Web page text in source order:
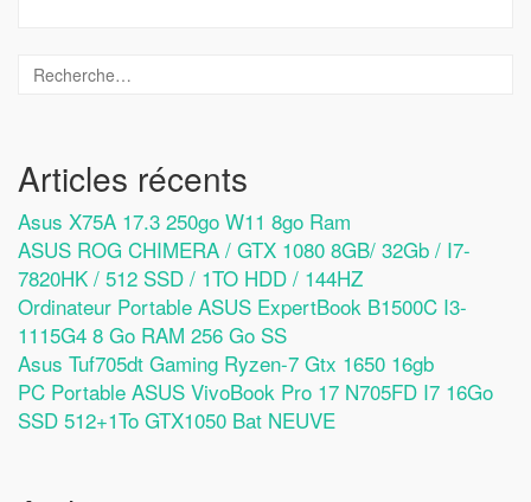
Articles récents
Asus X75A 17.3 250go W11 8go Ram
ASUS ROG CHIMERA / GTX 1080 8GB/ 32Gb / I7-
7820HK / 512 SSD / 1TO HDD / 144HZ
Ordinateur Portable ASUS ExpertBook B1500C I3-
1115G4 8 Go RAM 256 Go SS
Asus Tuf705dt Gaming Ryzen-7 Gtx 1650 16gb
PC Portable ASUS VivoBook Pro 17 N705FD I7 16Go
SSD 512+1To GTX1050 Bat NEUVE